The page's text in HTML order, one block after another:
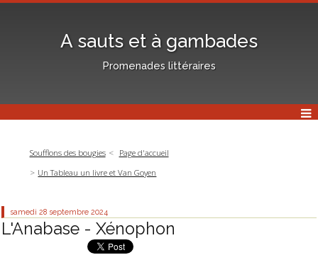
A sauts et à gambades
Promenades littéraires
Soufflons des bougies
Page d'accueil
Un Tableau un livre et Van Goyen
samedi 28 septembre 2024
L'Anabase - Xénophon